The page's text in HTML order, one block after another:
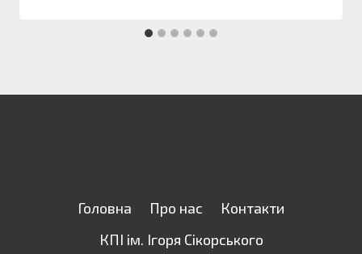
Головна Про нас
Контакти
КПІ ім. Ігоря Сікорського